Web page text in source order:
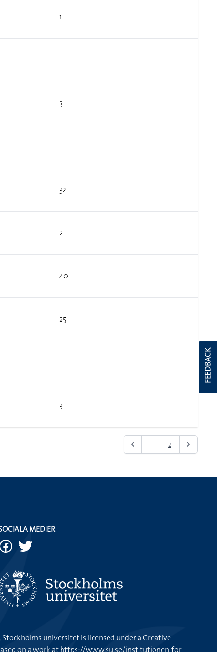
1
3
32
2
40
25
3
2
FEEDBACK
MEDIER
universitetis licensed under aCreative
on a work athttps://www.su.se/institutionen-for-